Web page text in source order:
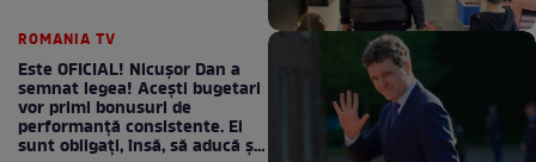
ROMANIA TV
Este OFICIAL! Nicușor Dan a
semnat legea! Acești bugetari
vor primi bonusuri de
performanță consistente. Ei
sunt obligați, însă, să aducă și